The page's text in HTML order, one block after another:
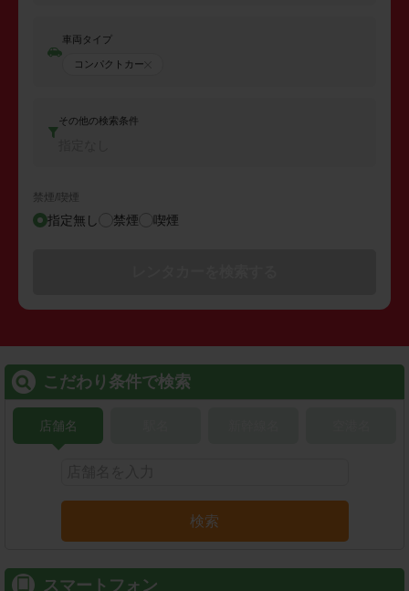
車両タイプ
コンパクトカー
その他の検索条件
禁煙/喫煙
指定無し 禁煙 喫煙
こだわり条件で検索
店舗名
検索
スマートフォン